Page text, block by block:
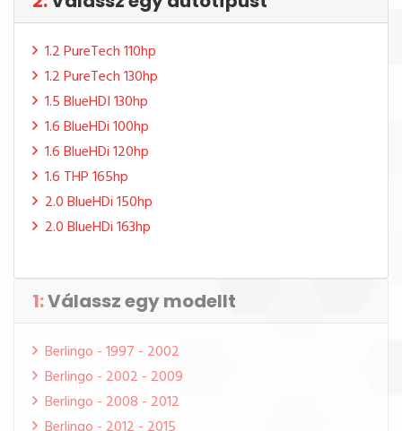
1:Válassz egy modellt
Berlingo - 1997 - 2002
Berlingo - 2002 - 2009
Berlingo - 2008 - 2012
1.2 PureTech 110hp
1.2 PureTech 130hp
1.5 BlueHDI 130hp
1.6 BlueHDi 100hp
1.6 BlueHDi 120hp
1.6 THP 165hp
2.0 BlueHDi 150hp
2.0 BlueHDi 163hp